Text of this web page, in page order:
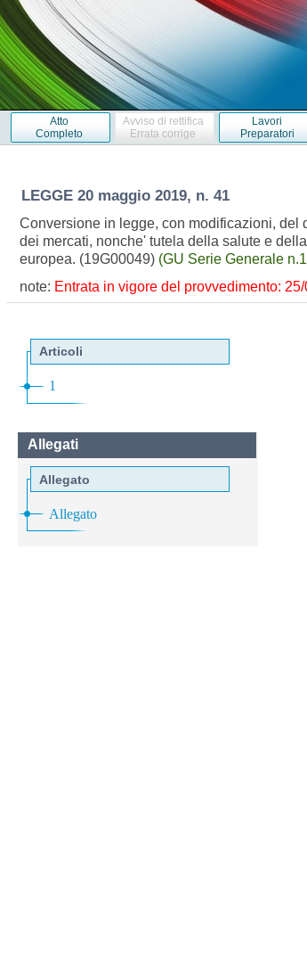
Atto
Completo
Avviso di rettifica
Errata corrige
Lavori
Preparatori
LEGGE 20 maggio 2019, n. 41
Conversione in legge, con modificazioni, del
dei mercati, nonche' tutela della salute e
europea. (19G00049) (GU Serie Generale
note: Entrata in vigore del provvedimento: